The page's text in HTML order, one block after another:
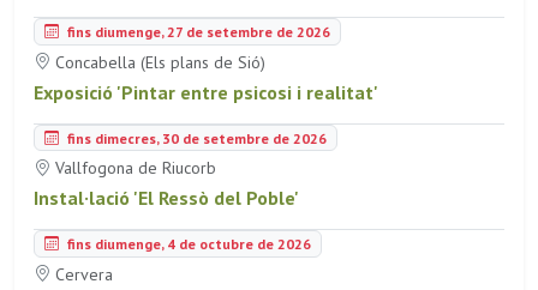
fins diumenge, 27 de setembre de 2026
Concabella (Els plans de Sió)
Exposició 'Pintar entre psicosi i realitat'
fins dimecres, 30 de setembre de 2026
Vallfogona de Riucorb
Instal·lació 'El Ressò del Poble'
fins diumenge, 4 de octubre de 2026
Cervera